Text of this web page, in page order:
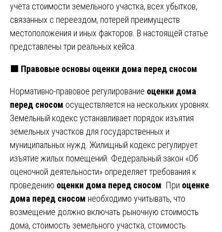
учёта стоимости земельного участка, всех убытков,
связанных с переездом, потерей преимуществ
местоположения и иных факторов. В настоящей статье
представлены три реальных кейса.
🟧 Правовые основы оценки дома перед сносом
Нормативно-правовое регулирование оценки дома
перед сносом осуществляется на нескольких уровнях.
Земельный кодекс устанавливает порядок изъятия
земельных участков для государственных и
муниципальных нужд. Жилищный кодекс регулирует
изъятие жилых помещений. Федеральный закон «Об
оценочной деятельности» определяет требования к
проведению оценки дома перед сносом . При оценке
дома перед сносом необходимо учитывать, что
возмещение должно включать рыночную стоимость
дома, стоимость земельного участка, стоимость